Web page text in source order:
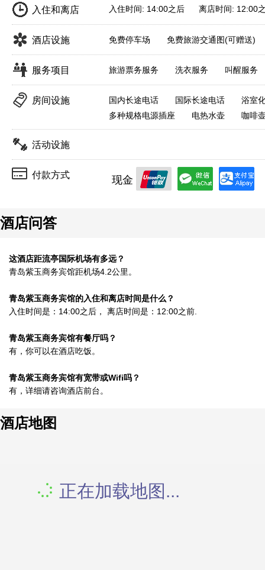
入住和离店 入住时间: 14:00之后 离店时间: 12:00
酒店设施 免费停车场 免费旅游交通图(可赠送)
服务项目 旅游票务服务 洗衣服务 叫醒服务
房间设施 国内长途电话 国际长途电话
浴室
多种规格电源插座
电热水壶 咖啡
活动设施
付款方式 现金
酒店问答
这酒店距流亭国际机场有多远？
青岛紫玉商务宾馆距机场4.2公里。
青岛紫玉商务宾馆的入住和离店时间是什么？
入住时间是：14:00之后， 离店时间是：12:00之前.
青岛紫玉商务宾馆有餐厅吗？
有，你可以在酒店吃饭。
青岛紫玉商务宾馆有宽带或Wifi吗？
有，详细请咨询酒店前台。
酒店地图
正在加载地图...